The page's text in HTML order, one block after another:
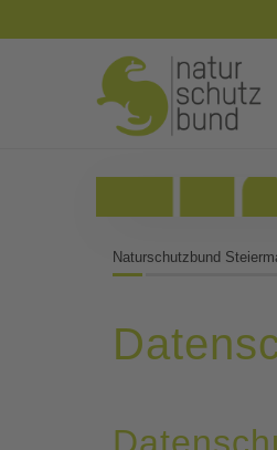
Naturschutzbund